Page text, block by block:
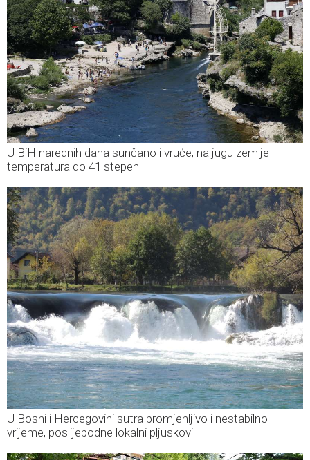
U BiH narednih dana sunčano i vruće, na jugu zemlje
temperatura do 41 stepen
U Bosni i Hercegovini sutra promjenljivo i nestabilno
vrijeme, poslijepodne lokalni pljuskovi